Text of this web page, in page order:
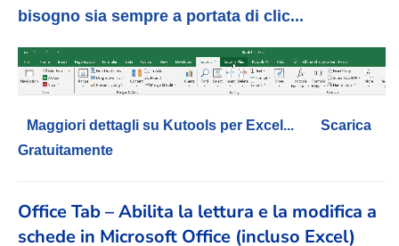
bisogno sia sempre a portata di clic...
Maggiori dettagli su Kutools per Excel...
Scarica
Gratuitamente
Office Tab – Abilita la lettura e la modifica a
schede in Microsoft Office (incluso Excel)